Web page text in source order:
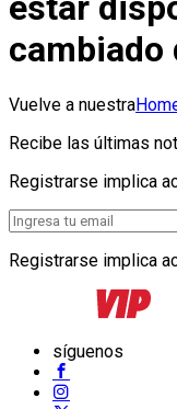
cambiado
Vuelve a nuestra
Recibe las últimas
Registrarse implica
Registrarse implica
síguenos